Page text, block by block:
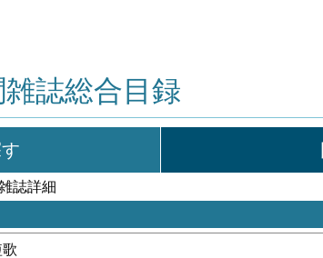
誌総合目録
誌詳細